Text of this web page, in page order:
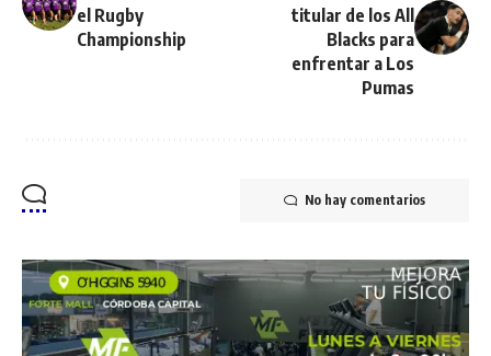
el Rugby
Championship
titular de los All
Blacks para
enfrentar a Los
Pumas
No hay comentarios